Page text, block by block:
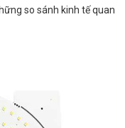
so sánh kinh tế quan